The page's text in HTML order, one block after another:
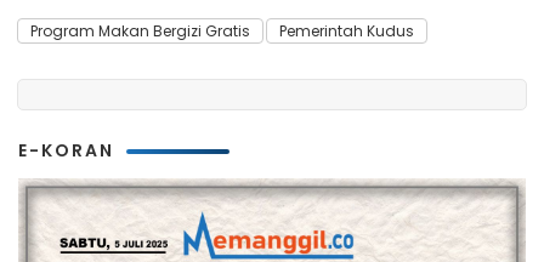
Program Makan Bergizi Gratis Pemerintah Kudus
E-KORAN